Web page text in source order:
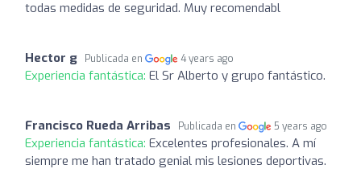
todas medidas de seguridad. Muy recomendabl
Hector g Publicada en 4 years ago
Experiencia fantástica: El Sr Alberto y grupo fantástico.
Francisco Rueda Arribas Publicada en 5 years ago
Experiencia fantástica: Excelentes profesionales. A mí
siempre me han tratado genial mis lesiones deportivas.